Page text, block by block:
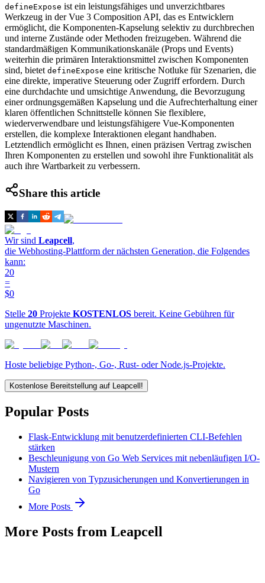
defineExpose ist ein leistungsfähiges und unverzichtbares
Werkzeug in der Vue 3 Composition API, das es Entwicklern
ermöglicht, die Komponenten-Kapselung selektiv zu durchbrechen
und interne Zustände oder Methoden freizugeben. Während die
standardmäßigen Kommunikationskanäle (Props und Events)
weiterhin die primären Interaktionsmittel zwischen Komponenten
sind, bietet defineExpose eine kritische Notluke für Szenarien, die
eine direkte, imperative Steuerung oder Zugriff erfordern. Durch
eine durchdachte und umsichtige Anwendung, die Bevorzugung
einer ordnungsgemäßen Kapselung und die Aufrechterhaltung einer
klaren öffentlichen Schnittstelle können Sie flexiblere,
wiederverwendbare und leistungsfähigere Vue-Komponenten
erstellen, die komplexe Interaktionen elegant handhaben.
Letztendlich ermöglicht es Ihnen, einen präzisen Vertrag zwischen
Ihren Komponenten zu erstellen und sowohl ihre Funktionalität als
auch ihre Wartbarkeit zu verbessern.
Share this article
Wir sind Leapcell,
die Webhosting-Plattform der nächsten Generation, die Folgendes
kann:
20
=
$0
Stelle 20 Projekte KOSTENLOS bereit. Keine Gebühren für
ungenutzte Maschinen.
Hoste beliebige Python-, Go-, Rust- oder Node.js-Projekte.
Kostenlose Bereitstellung auf Leapcell!
Popular Posts
Flask-Entwicklung mit benutzerdefinierten CLI-Befehlen
stärken
Beschleunigung von Go Web Services mit nebenläufigen I/O-
Mustern
Navigieren von Typzusicherungen und Konvertierungen in
Go
More Posts
More Posts from Leapcell